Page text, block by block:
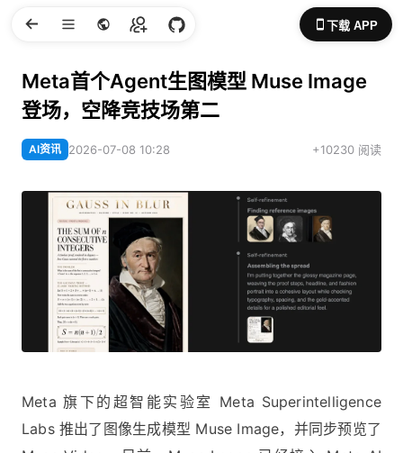
下载 APP
Meta首个Agent生图模型 Muse Image
登场，空降竞技场第二
AI资讯 2026-07-08 10:28 +10230 阅读
Meta 旗下的超智能实验室 Meta Superintelligence
Labs 推出了图像生成模型 Muse Image，并同步预览了